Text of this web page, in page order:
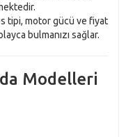
tipi, motor gücü ve fiyat
bulmanızı sağlar.
Modelleri